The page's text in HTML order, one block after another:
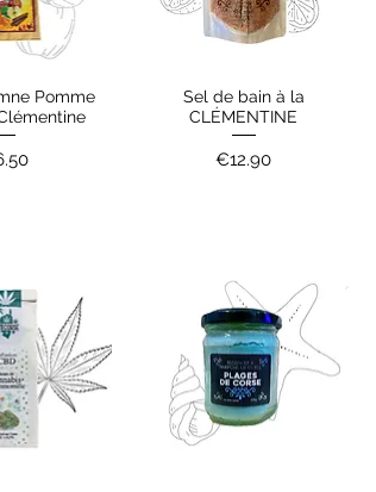
ViewPomme
Quick View
Sel de bain à la
CLÉMENTINE
Price
€12.90